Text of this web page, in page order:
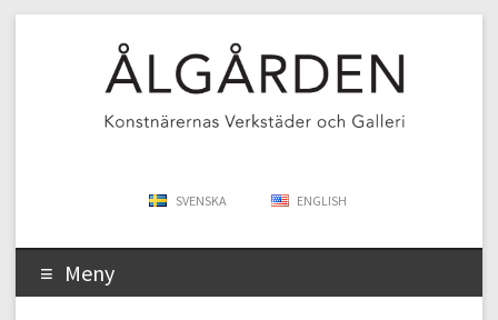
SVENSKA ENGLISH
Meny